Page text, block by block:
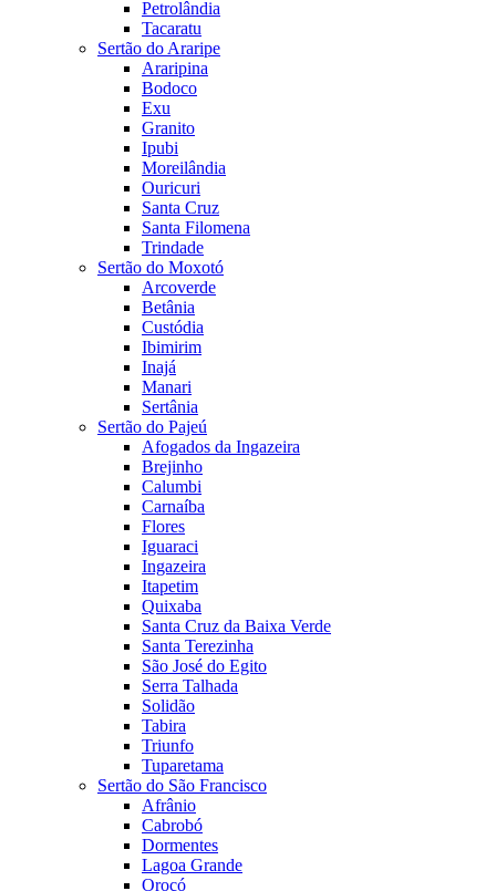
Petrolândia
Tacaratu
Sertão do Araripe
Araripina
Bodoco
Exu
Granito
Ipubi
Moreilândia
Ouricuri
Santa Cruz
Santa Filomena
Trindade
Sertão do Moxotó
Arcoverde
Betânia
Custódia
Ibimirim
Inajá
Manari
Sertânia
Sertão do Pajeú
Afogados da Ingazeira
Brejinho
Calumbi
Carnaíba
Flores
Iguaraci
Ingazeira
Itapetim
Quixaba
Santa Cruz da Baixa Verde
Santa Terezinha
São José do Egito
Serra Talhada
Solidão
Tabira
Triunfo
Tuparetama
Sertão do São Francisco
Afrânio
Cabrobó
Dormentes
Lagoa Grande
Orocó